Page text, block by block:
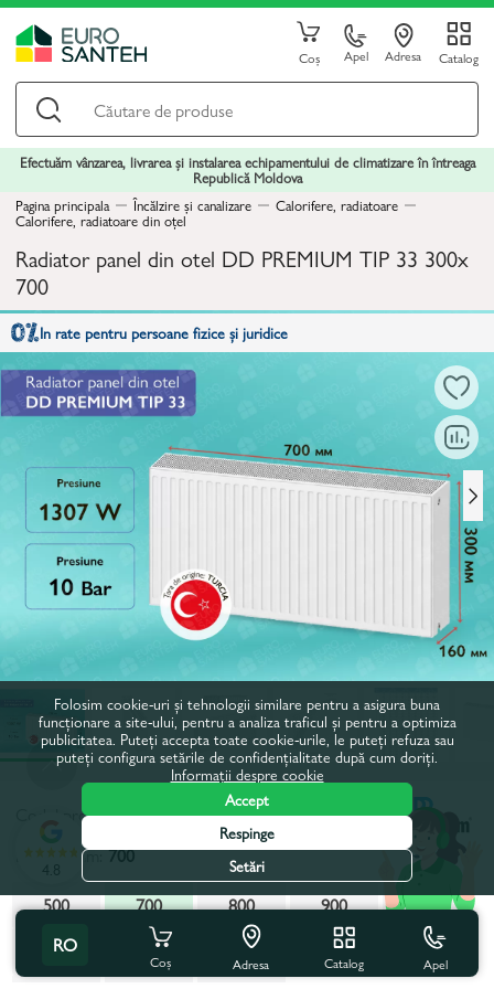
Coș Apel Adresa Catalog
Efectuăm vânzarea, livrarea și instalarea echipamentului de climatizare în întreaga
Republică Moldova
Pagina principala
Încălzire și canalizare Calorifere, radiatoare
Calorifere, radiatoare din oțel
Radiator panel din otel DD PREMIUM TIP 33 300x
700
In rate pentru persoane fizice și juridice
Codul produsului:50787
Latime, mm:700
500
700 800 900
1000
1100
1200 1400 1500
1600
RO
Coș Adresa Catalog Apel
4.8
Folosim cookie-uri și tehnologii similare pentru a asigura buna
funcționare a site-ului, pentru a analiza traficul și pentru a optimiza
publicitatea. Puteți accepta toate cookie-urile, le puteți refuza sau
puteți configura setările de confidențialitate după cum doriți.
Informații despre cookie
Accept
Respinge
Setări